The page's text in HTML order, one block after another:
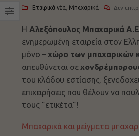
Εταιρικά νέα Μπαχαρικά Δεν
Η Αλεξόπουλος Μπαχαρικά
ενημερωμένη εταιρεία στον
μόνο – χώρο των μπαχαρικών
απευθύνεται σε
του κλάδου εστίασης,
επιχειρήσεις που θέλουν να
τους ‘’ετικέτα”!
Μπαχαρικά και μείγματα